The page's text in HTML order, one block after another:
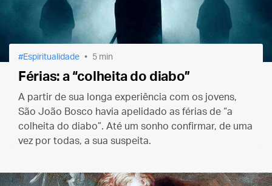
Espiritualidade 5 min
Férias: a “colheita do diabo”
A partir de sua longa experiência com os jovens,
São João Bosco havia apelidado as férias de “a
colheita do diabo”. Até um sonho confirmar, de uma
vez por todas, a sua suspeita.